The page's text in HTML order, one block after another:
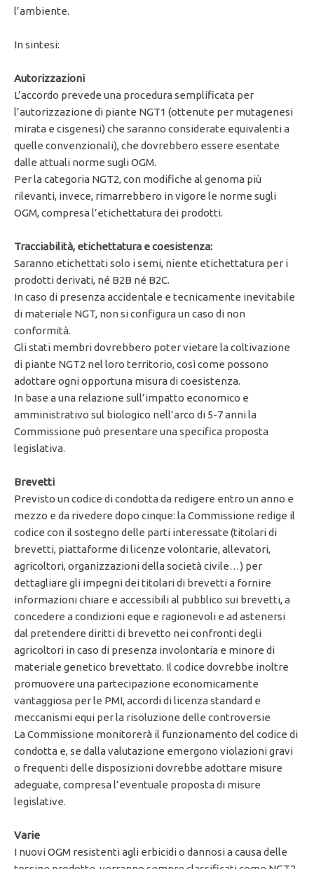
l’ambiente.
In sintesi:
Autorizzazioni
L’accordo prevede una procedura semplificata per
l’autorizzazione di piante NGT1 (ottenute per mutagenesi
mirata e cisgenesi) che saranno considerate equivalenti a
quelle convenzionali), che dovrebbero essere esentate
dalle attuali norme sugli OGM.
Per la categoria NGT2, con modifiche al genoma più
rilevanti, invece, rimarrebbero in vigore le norme sugli
OGM, compresa l’etichettatura dei prodotti.
Tracciabilità, etichettatura e coesistenza:
Saranno etichettati solo i semi, niente etichettatura per i
prodotti derivati, né B2B né B2C.
In caso di presenza accidentale e tecnicamente inevitabile
di materiale NGT, non si configura un caso di non
conformità.
Gli stati membri dovrebbero poter vietare la coltivazione
di piante NGT2 nel loro territorio, così come possono
adottare ogni opportuna misura di coesistenza.
In base a una relazione sull’impatto economico e
amministrativo sul biologico nell’arco di 5-7 anni la
Commissione può presentare una specifica proposta
legislativa.
Brevetti
Previsto un codice di condotta da redigere entro un anno e
mezzo e da rivedere dopo cinque: la Commissione redige il
codice con il sostegno delle parti interessate (titolari di
brevetti, piattaforme di licenze volontarie, allevatori,
agricoltori, organizzazioni della società civile…) per
dettagliare gli impegni dei titolari di brevetti a fornire
informazioni chiare e accessibili al pubblico sui brevetti, a
concedere a condizioni eque e ragionevoli e ad astenersi
dal pretendere diritti di brevetto nei confronti degli
agricoltori in caso di presenza involontaria e minore di
materiale genetico brevettato. Il codice dovrebbe inoltre
promuovere una partecipazione economicamente
vantaggiosa per le PMI, accordi di licenza standard e
meccanismi equi per la risoluzione delle controversie
La Commissione monitorerà il funzionamento del codice di
condotta e, se dalla valutazione emergono violazioni gravi
o frequenti delle disposizioni dovrebbe adottare misure
adeguate, compresa l’eventuale proposta di misure
legislative.
Varie
I nuovi OGM resistenti agli erbicidi o dannosi a causa delle